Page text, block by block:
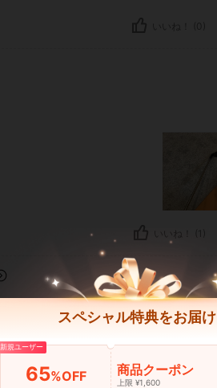
スペシャル特典をお届け
新規ユーザー
65%OFF 商品クーポン
上限 ¥1,600